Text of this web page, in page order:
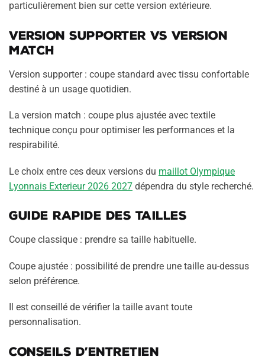
particulièrement bien sur cette version extérieure.
Version supporter vs version
match
Version supporter : coupe standard avec tissu confortable
destiné à un usage quotidien.
La version match : coupe plus ajustée avec textile
technique conçu pour optimiser les performances et la
respirabilité.
Le choix entre ces deux versions du maillot Olympique
Lyonnais Exterieur 2026 2027 dépendra du style recherché.
Guide rapide des tailles
Coupe classique : prendre sa taille habituelle.
Coupe ajustée : possibilité de prendre une taille au-dessus
selon préférence.
Il est conseillé de vérifier la taille avant toute
personnalisation.
Conseils d’entretien